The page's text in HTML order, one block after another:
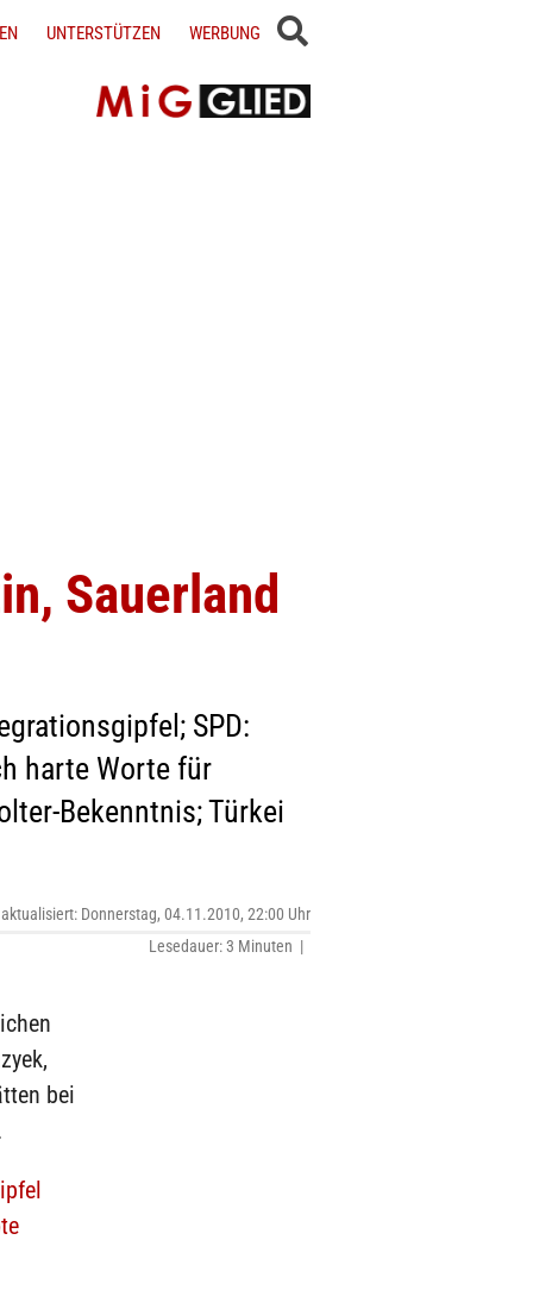
UNTERSTÜTZEN WERBUNG
Sauerland
SPD:
harte Worte für
Bekenntnis; Türkei
Donnerstag, 04.11.2010, 22:00 Uhr
Lesedauer: 3 Minuten |
bei